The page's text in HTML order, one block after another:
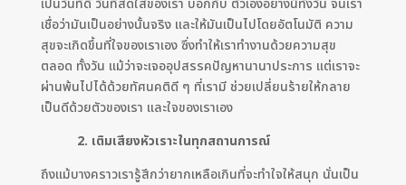
เป็นวันที่ดี วันที่สดใสของเรา บอกกับ ตัวเองอย่างนี้ทั้งวัน จนเรา
เชื่อว่ามันเป็นอย่างนั้นจริง และให้มันเป็นไปโดยอัตโนมัติ ความ
สุขจะเกิดขึ้นที่ใจของเราเอง ซึ่งทำให้เราทำงานด้วยความสุข
ตลอด ทั้งวัน แม้ว่าจะเจออุปสรรคปัญหานานาประการ แต่เราจะ
ผ่านพ้นไปได้ด้วยทัศนคติดี ๆ ที่เรามี ช่วยเปลี่ยนร้ายให้กลาย
เป็นดีด้วยตัวของเรา และใจของเราเอง
2. เติมเสียงหัวเราะในทุกสถานการณ์
ถึงแม้บางคราวเรารู้สึกว่ายากเหลือเกินที่จะทำใจให้สนุก นั่นเป็น